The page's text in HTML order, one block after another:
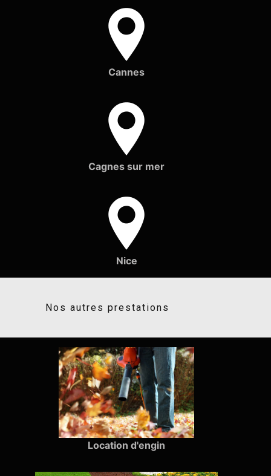
Cannes
Cagnes sur mer
Nice
Nos autres prestations
Location d'engin